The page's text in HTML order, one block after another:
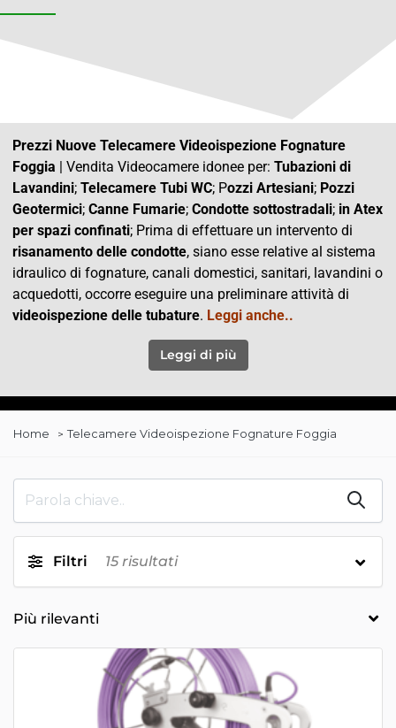
Prezzi Nuove Telecamere Videoispezione Fognature
Foggia | Vendita Videocamere idonee per: Tubazioni di
Lavandini; Telecamere Tubi WC; Pozzi Artesiani; Pozzi
Geotermici; Canne Fumarie; Condotte sottostradali; in Atex
per spazi confinati; Prima di effettuare un intervento di
risanamento delle condotte, siano esse relative al sistema
idraulico di fognature, canali domestici, sanitari, lavandini o
acquedotti, occorre eseguire una preliminare attività di
videoispezione delle tubature. Leggi anche..
Leggi di più
Home Telecamere Videoispezione Fognature Foggia
Filtri 15risultati